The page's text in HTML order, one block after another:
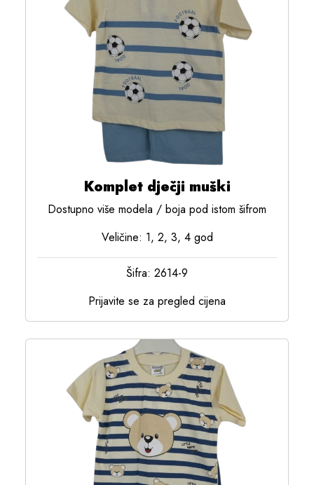
Komplet dječji muški
Dostupno više modela / boja pod istom šifrom
Veličine: 1, 2, 3, 4 god
Šifra: 2614-9
Prijavite se za pregled cijena